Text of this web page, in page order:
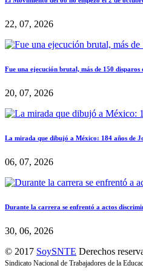
22, 07, 2026
Fue una ejecución brutal, más de 150
20, 07, 2026
La mirada que dibujó a México: 184 años de
06, 07, 2026
Durante la carrera se enfrentó a actos
30, 06, 2026
© 2017 SoySNTE Derechos
Sindicato Nacional de Trabajadores de la